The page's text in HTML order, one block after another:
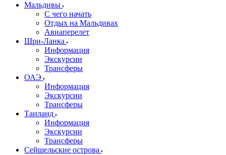
Мальдивы
С чего начать
Отдых на Мальдивах
Авиаперелет
Шри-Ланка
Информация
Экскурсии
Трансферы
ОАЭ
Информация
Экскурсии
Трансферы
Таиланд
Информация
Экскурсии
Трансферы
Сейшельские острова